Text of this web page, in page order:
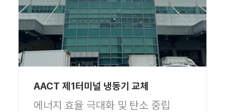
AACT 제1터미널 냉동기 교체
에너지 효율 극대화 및 탄소 중립